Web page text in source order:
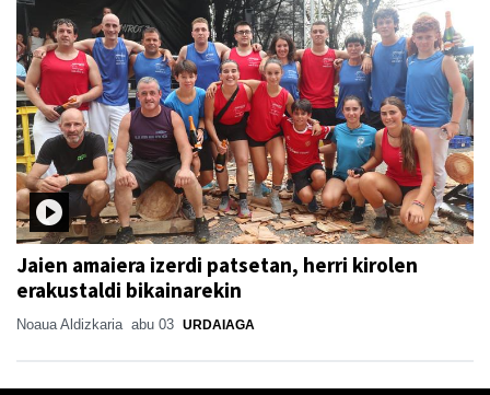
Jaien amaiera izerdi patsetan, herri kirolen
erakustaldi bikainarekin
Noaua Aldizkaria abu 03 URDAIAGA